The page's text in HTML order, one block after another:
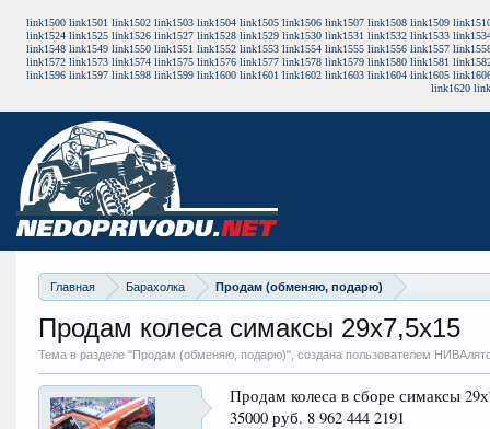
link1500 link1501 link1502 link1503 link1504 link1505 link1506 link1507 link1508 link1509
link1524 link1525 link1526 link1527 link1528 link1529 link1530 link1531 link1532 link1533
link1548 link1549 link1550 link1551 link1552 link1553 link1554 link1555 link1556 link1557
link1572 link1573 link1574 link1575 link1576 link1577 link1578 link1579 link1580 link1581
link1596 link1597 link1598 link1599 link1600 link1601 link1602 link1603 link1604 link1605
link1620
Главная Барахолка Продам (обменяю, подарю)
Продам колеса симаксы 29х7,5х15
Тема в разделе "Продам (обменяю, подарю)", создана пользователем
Продам колеса в сборе симаксы
35000 руб. 8 962 444 2191